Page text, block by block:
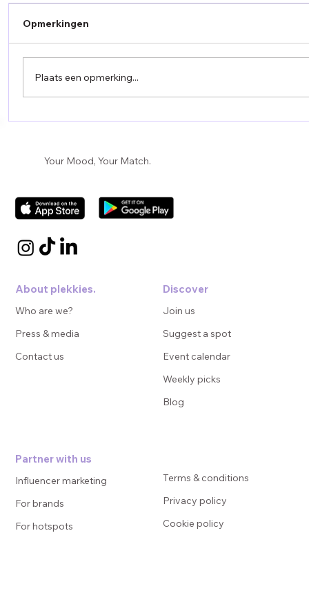
Creating Impactful Campaigns for the
Opmerkingen
Plaats een opmerking...
Your Mood, Your Match.
About plekkies.
Who are we?
Press & media
Contact us
Discover
Suggest a spot
Join us
Event calendar
Weekly picks
Blog
Partner with us
Influencer marketing
For brands
For hotspots
Terms & conditions
Privacy policy
Cookie policy